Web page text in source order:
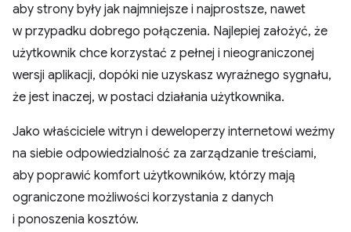
aby strony były jak najmniejsze i najprostsze, nawet
w przypadku dobrego połączenia. Najlepiej założyć, że
użytkownik chce korzystać z pełnej i nieograniczonej
wersji aplikacji, dopóki nie uzyskasz wyraźnego sygnału,
że jest inaczej, w postaci działania użytkownika.
Jako właściciele witryn i deweloperzy internetowi weźmy
na siebie odpowiedzialność za zarządzanie treściami,
aby poprawić komfort użytkowników, którzy mają
ograniczone możliwości korzystania z danych
i ponoszenia kosztów.